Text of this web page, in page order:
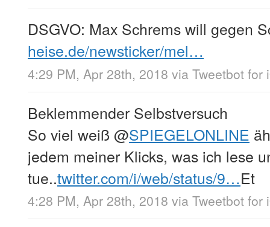
DSGVO: Max Schrems will gegen
heise.de/newsticker/mel…
4:29 PM, Apr 28th, 2018 via Tweetbot for
Beklemmender Selbstversuch
So viel weiß @SPIEGELONLINE
jedem meiner Klicks, was ich lese
tue..twitter.com/i/web/status/9…Et
4:28 PM, Apr 28th, 2018 via Tweetbot for